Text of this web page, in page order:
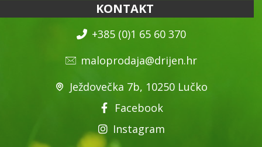
KONTAKT
+385 (0)1 65 60 370
maloprodaja@drijen.hr
Ježdovečka 7b, 10250 Lučko
Facebook
Instagram